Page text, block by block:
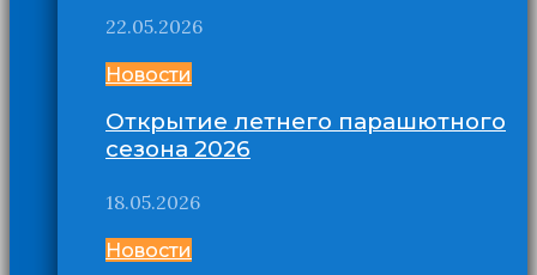
22.05.2026
Новости
Открытие летнего парашютного
сезона 2026
18.05.2026
Новости